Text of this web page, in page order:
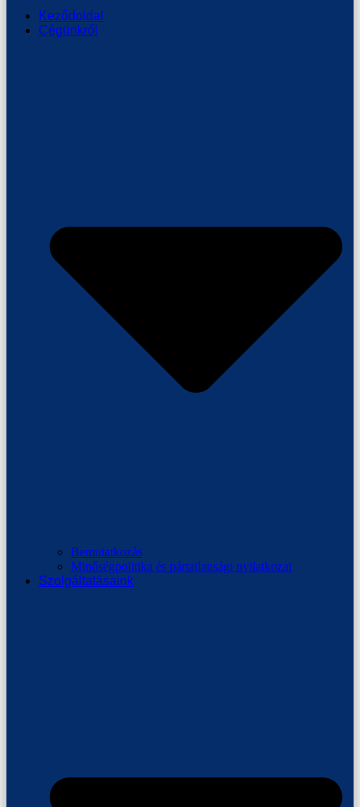
Keződoldal
Cégünkről
Bemutatkozás
Minőségpolitika és pártatlansági nyilatkozat
Szolgáltatásaink